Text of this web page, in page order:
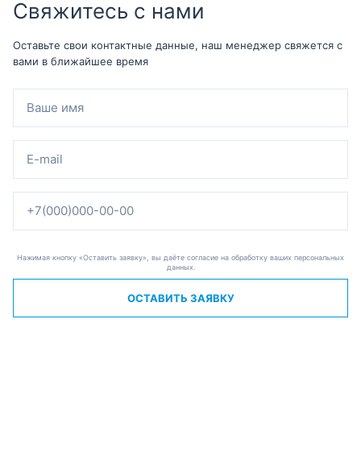
Свяжитесь с нами
Оставьте свои контактные данные, наш менеджер свяжется с
вами в ближайшее время
Нажимая кнопку «Оставить заявку», вы даёте согласие на обработку ваших персональных
данных.
ОСТАВИТЬ ЗАЯВКУ